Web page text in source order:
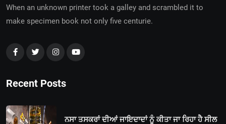
When an unknown printer took a galley and scrambled it to
make specimen book not only five centurie.
Recent Posts
ਨਸਾ ਤਸਕਰਾਂ ਦੀਆਂ ਜਾਇਦਾਦਾਂ ਨੂੰ ਕੀਤਾ ਜਾ ਰਿਹਾ ਹੈ ਸੀਲ